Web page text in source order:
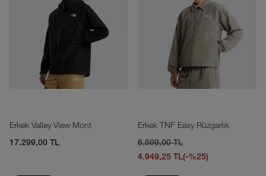
Erkek Valley View Mont
17.299,00 TL
Erkek TNF Easy Rüzgarlık
6.599,00 TL
4.949,25 TL(-%25)